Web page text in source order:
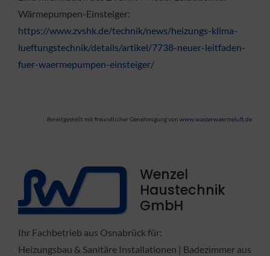
Wärmepumpen-Einsteiger:
https://www.zvshk.de/technik/news/heizungs-klima-
lueftungstechnik/details/artikel/7738-neuer-leitfaden-
fuer-waermepumpen-einsteiger/
Bereitgestellt mit freundlicher Genehmigung vonwww.wasserwaermeluft.de
Wenzel
Haustechnik
GmbH
Ihr Fachbetrieb aus Osnabrück für:
Heizungsbau & Sanitäre Installationen | Badezimmer aus